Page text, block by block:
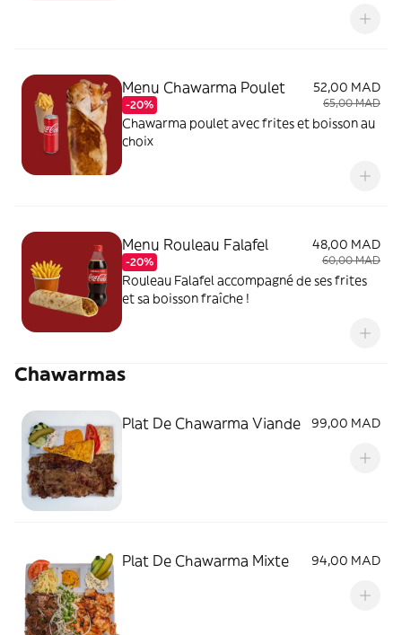
Menu Chawarma Poulet
-20%
52,00 MAD
65,00 MAD
Chawarma poulet avec frites et boisson au
choix
Menu Rouleau Falafel
-20%
48,00 MAD
60,00 MAD
Rouleau Falafel accompagné de ses frites
et sa boisson fraîche !
Chawarmas
Plat De Chawarma Viande 99,00 MAD
Plat De Chawarma Mixte 94,00 MAD